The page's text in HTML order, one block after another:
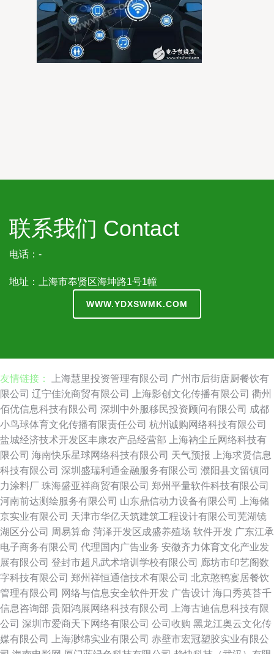
联系我们 Contact
电话：-
地址：上海市奉贤区海坤路1号1幢
WWW.YDXSWMK.COM
友情链接： 上海慧里投资管理有限公司 广州市后街唐厨餐饮有
限公司 辽宁佳沇商贸有限公司 上海影创文化传播有限公司 衢州
佰优信息科技有限公司 深圳中外服移民投资顾问有限公司 成都
小鸟球体育文化传播有限责任公司 杭州诚购网络科技有限公司
盐城经济技术开发区丰康农产品经营部
上海衲尘丘网络科技有
限公司 海南快乐星球网络科技有限公司 天气预报
上海求贤信息
科技有限公司 深圳盛瑞利通金融服务有限公司 濮阳县文留镇同
力涂料厂 珠海盛亚祥商贸有限公司 郑州平量软件科技有限公司
河南前达测绘服务有限公司 山东鼎信动力设备有限公司
上海储
京实业有限公司 天津市华亿天筑建筑工程设计有限公司芜湖镜
湖区分公司 周易算命 菏泽开发区成盛养殖场 软件开发 广东江承
电子商务有限公司 代理国内广告业务 安徽齐力体育文化产业发
展有限公司 登封市超凡武术培训学校有限公司 廊坊市印艺阁数
字科技有限公司 郑州祥恒通信技术有限公司 北京憨鸭宴居餐饮
管理有限公司 网络与信息安全软件开发 广告设计 海口秀英苔千
信息咨询部 贵阳鸿展网络科技有限公司
上海古迪信息科技有限
公司 深圳市爱商天下网络有限公司 公司收购 黑龙江奥云文化传
媒有限公司
上海渺绵实业有限公司 赤壁市宏冠塑胶实业有限公